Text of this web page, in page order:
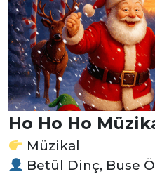
Ho Ho Ho
Müzikal
Betül Dinç, Buse